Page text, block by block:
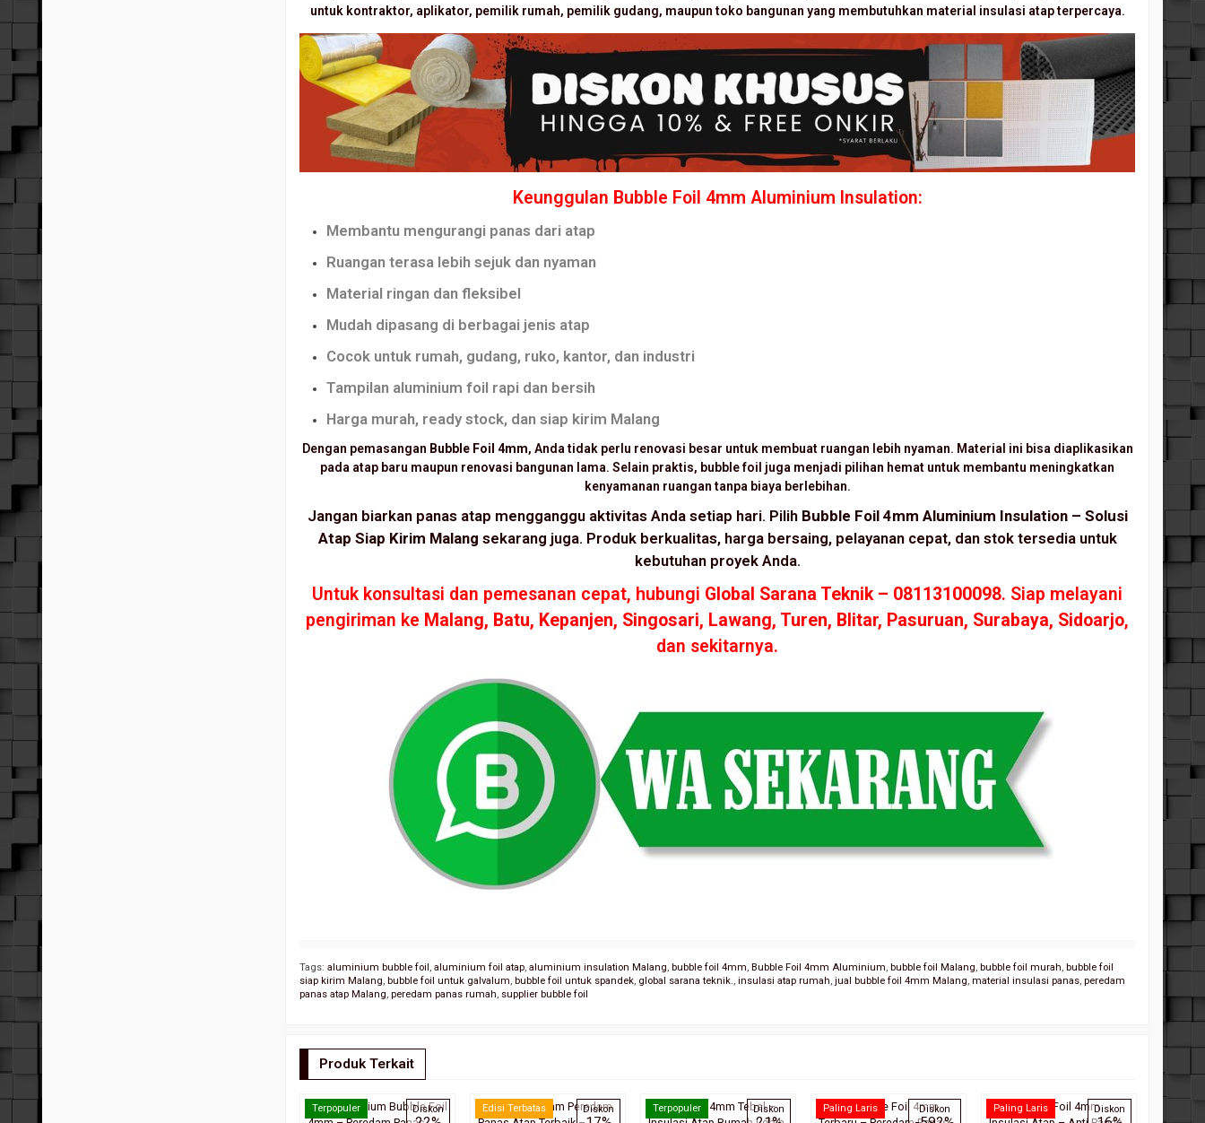
untuk kontraktor, aplikator, pemilik rumah, pemilik gudang, maupun toko bangunan yang membutuhkan material insulasi atap terpercaya.
Keunggulan Bubble Foil 4mm Aluminium Insulation:
Membantu mengurangi panas dari atap
Ruangan terasa lebih sejuk dan nyaman
Material ringan dan fleksibel
Mudah dipasang di berbagai jenis atap
Cocok untuk rumah, gudang, ruko, kantor, dan industri
Tampilan aluminium foil rapi dan bersih
Harga murah, ready stock, dan siap kirim Malang
Dengan pemasangan Bubble Foil 4mm, Anda tidak perlu renovasi besar untuk membuat ruangan lebih nyaman. Material ini bisa diaplikasikan
pada atap baru maupun renovasi bangunan lama. Selain praktis, bubble foil juga menjadi pilihan hemat untuk membantu meningkatkan
kenyamanan ruangan tanpa biaya berlebihan.
Jangan biarkan panas atap mengganggu aktivitas Anda setiap hari. Pilih Bubble Foil 4mm Aluminium Insulation – Solusi
Atap Siap Kirim Malang sekarang juga. Produk berkualitas, harga bersaing, pelayanan cepat, dan stok tersedia untuk
kebutuhan proyek Anda.
Untuk konsultasi dan pemesanan cepat, hubungi Global Sarana Teknik – 08113100098. Siap melayani
pengiriman ke Malang, Batu, Kepanjen, Singosari, Lawang, Turen, Blitar, Pasuruan, Surabaya, Sidoarjo,
dan sekitarnya.
Tags:aluminium bubble foil ,aluminium foil atap,aluminium insulation Malang, bubble foil 4mm, Bubble Foil 4mm Aluminium, bubble foil Malang, bubble foil murah, bubble foil
siap kirim Malang, bubble foil untuk galvalum, bubble foil untuk spandek, global sarana teknik.,insulasi atap rumah,jual bubble foil 4mm Malang,material insulasi panas,peredam
panas atap Malang,peredam panas rumah,supplier bubble foil
Produk Terkait
Terpopuler Diskon
Jual Aluminium Bubble Foil
Edisi Terbatas Diskon
Bubble Foil 4mm Peredam
Terpopuler Diskon
Bubble Foil 4mm Tebal –
Paling Laris Diskon
Harga Bubble Foil 4mm
Paling Laris Diskon
Jual Bubble Foil 4mm